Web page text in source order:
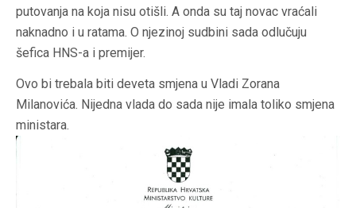
putovanja na koja nisu otišli. A onda su taj novac vraćali
naknadno i u ratama. O njezinoj sudbini sada odlučuju
šefica HNS-a i premijer.
Ovo bi trebala biti deveta smjena u Vladi Zorana
Milanovića. Nijedna vlada do sada nije imala toliko smjena
ministara.